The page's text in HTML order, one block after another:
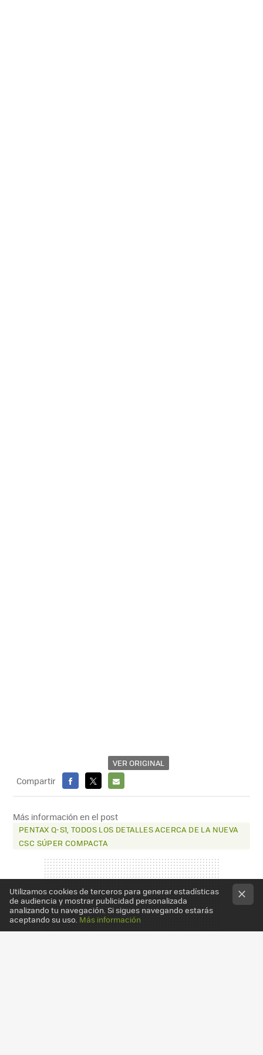
VER ORIGINAL
Compartir
FACEBOOK
X
E-
MAIL
Más información en el post
PENTAX Q-S1, TODOS LOS DETALLES ACERCA DE LA NUEVA
CSC SÚPER COMPACTA
Utilizamos cookies de terceros para generar estadísticas
de audiencia y mostrar publicidad personalizada
analizando tu navegación. Si sigues navegando estarás
aceptando su uso. Más información